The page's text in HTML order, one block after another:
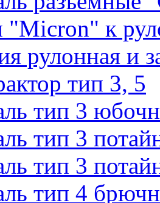
"Micron" к
рулонная и
тип 3, 5
тип 3
тип 3
тип 3
тип 4